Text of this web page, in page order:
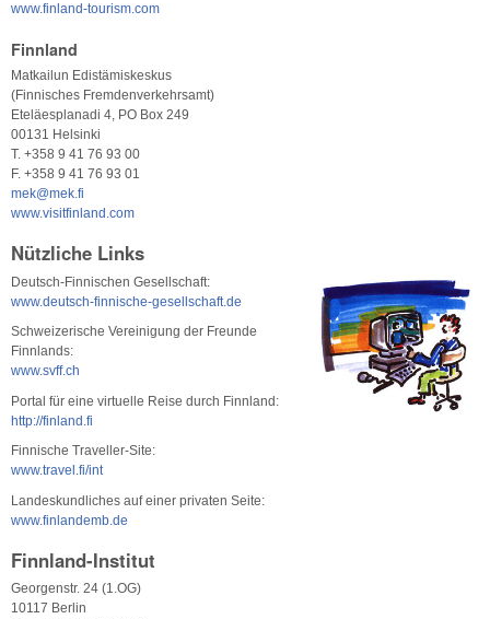
www.finland-tourism.com
Finnland
Matkailun Edistämiskeskus
(Finnisches Fremdenverkehrsamt)
Eteläesplanadi 4, PO Box 249
00131 Helsinki
T. +358 9 41 76 93 00
F. +358 9 41 76 93 01
mek@mek.fi
www.visitfinland.com
Nützliche Links
Deutsch-Finnischen Gesellschaft:
www.deutsch-finnische-gesellschaft.de
Schweizerische Vereinigung der Freunde
Finnlands:
www.svff.ch
Portal für eine virtuelle Reise durch Finnland:
http://finland.fi
Finnische Traveller-Site:
www.travel.fi/int
Landeskundliches auf einer privaten Seite:
www.finlandemb.de
Finnland-Institut
Georgenstr. 24 (1.OG)
10117 Berlin